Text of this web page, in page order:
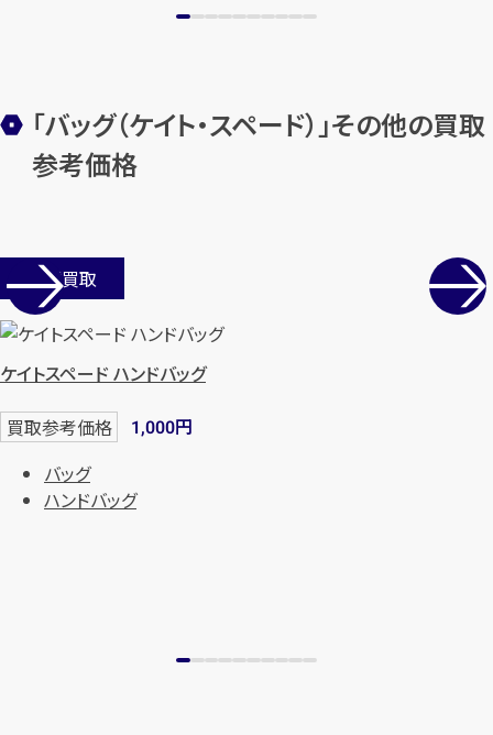
「バッグ（ケイト・スペード）」その他の買取
参考価格
店舗買取
ケイトスペード ハンドバッグ
買取参考価格 1,000円
バッグ
ハンドバッグ